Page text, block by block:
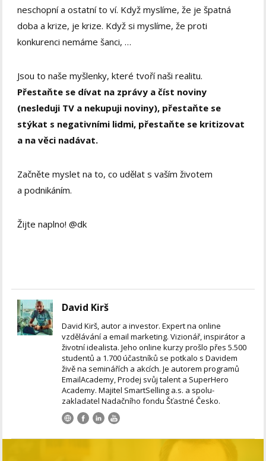
neschopní a ostatní to ví. Když myslíme, že je špatná
doba a krize, je krize. Když si myslíme, že proti
konkurenci nemáme šanci, …
Jsou to naše myšlenky, které tvoří naši realitu.
Přestaňte se dívat na zprávy a číst noviny
(nesleduji TV a nekupuji noviny), přestaňte se
stýkat s negativními lidmi, přestaňte se kritizovat
a na věci nadávat.
Začněte myslet na to, co udělat s vaším životem
a podnikáním.
Žijte naplno! @dk
David Kirš
David Kirš, autor a investor. Expert na online
vzdělávání a email marketing. Vizionář, inspirátor a
životní idealista. Jeho online kurzy prošlo přes 5.500
studentů a 1.700 účastníků se potkalo s Davidem
živě na seminářích a akcích. Je autorem programů
EmailAcademy, Prodej svůj talent a SuperHero
Academy. Majitel SmartSelling a.s. a spolu-
zakladatel Nadačního fondu Šťastné Česko.